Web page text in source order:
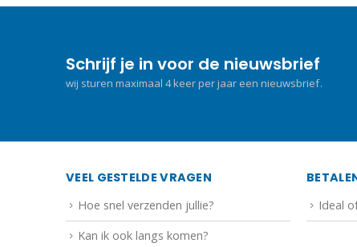
Schrijf je in voor de nieuwsbrief
wij sturen maximaal 4 keer per jaar een nieuwsbrief.
VEEL GESTELDE VRAGEN
Hoe snel verzenden jullie?
Kan ik ook langs komen?
Ideal